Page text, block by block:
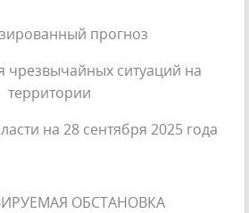
прогноз
чрезвычайных ситуаций на
территории
на 28 сентября 2025 года
ОБСТАНОВКА